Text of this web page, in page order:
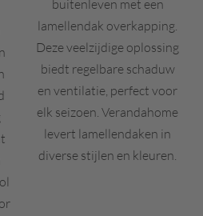
buitenleven met een
lamellendak overkapping.
Deze veelzijdige oplossing
biedt regelbare schaduw
en ventilatie, perfect voor
elk seizoen. Verandahome
levert lamellendaken in
diverse stijlen en kleuren.